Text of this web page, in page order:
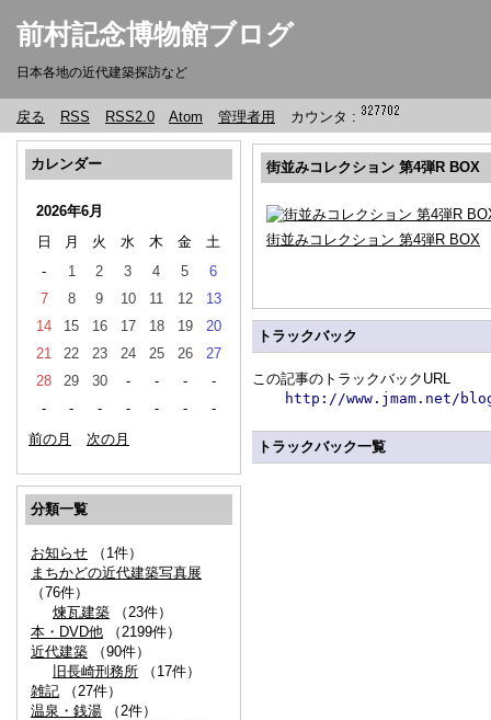
前村記念博物館ブログ
日本各地の近代建築探訪など
戻る RSS RSS2.0 Atom 管理者用 カウンタ :
カレンダー
2026年6月
日
月 火 水 木 金
土
-
1 2 3 4 5
6
7
8 9 10 11 12
13
14
15 16 17 18 19
20
21
22 23 24 25 26
27
28
29 30 - - -
-
-
- - - - -
-
前の月
次の月
分類一覧
お知らせ （1件）
まちかどの近代建築写真展
（76件）
煉瓦建築 （23件）
本・DVD他 （2199件）
近代建築 （90件）
旧長崎刑務所 （17件）
雑記 （27件）
温泉・銭湯 （2件）
街並みコレクション 第4弾R BOX
街並みコレクション 第4弾R BOX
トラックバック
この記事のトラックバックURL
http://www.jmam.net/
トラックバック一覧